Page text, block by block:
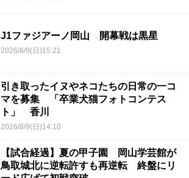
J1ファジアーノ岡山 開幕戦は黒星
2026/8/9(日)15:21
引き取ったイヌやネコたちの日常の一コ
マを募集 「卒業犬猫フォトコンテス
ト」 香川
2026/8/9(日)14:10
【試合経過】夏の甲子園 岡山学芸館が
鳥取城北に逆転許すも再逆転 終盤にリ